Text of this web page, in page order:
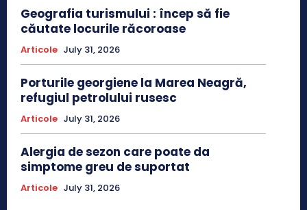
Geografia turismului : încep să fie
căutate locurile răcoroase
Articole July 31, 2026
Porturile georgiene la Marea Neagră,
refugiul petrolului rusesc
Articole July 31, 2026
Alergia de sezon care poate da
simptome greu de suportat
Articole July 31, 2026